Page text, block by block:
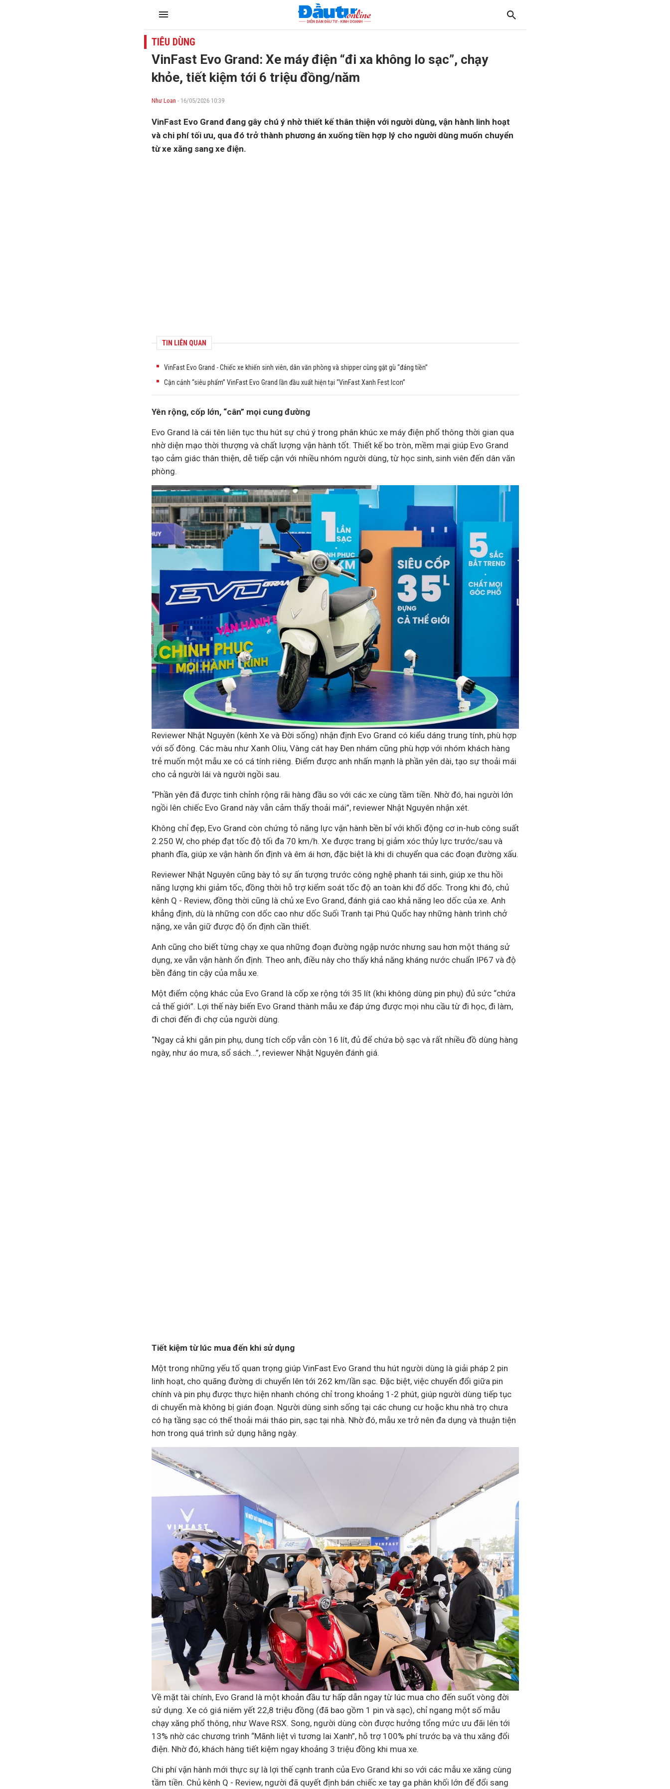
TIÊU DÙNG
VinFast Evo Grand: Xe máy điện “đi xa không lo sạc”, chạy
khỏe, tiết kiệm tới 6 triệu đồng/năm
Như Loan - 16/05/2026 10:39
VinFast Evo Grand đang gây chú ý nhờ thiết kế thân thiện với người dùng, vận hành linh hoạt
và chi phí tối ưu, qua đó trở thành phương án xuống tiền hợp lý cho người dùng muốn chuyển
từ xe xăng sang xe điện.
TIN LIÊN QUAN
VinFast Evo Grand - Chiếc xe khiến sinh viên, dân văn phòng và shipper cùng gật gù “đáng tiền”
Cận cảnh “siêu phẩm” VinFast Evo Grand lần đầu xuất hiện tại “VinFast Xanh Fest Icon”
Yên rộng, cốp lớn, “cân” mọi cung đường
Evo Grand là cái tên liên tục thu hút sự chú ý trong phân khúc xe máy điện phổ thông thời gian qua
nhờ diện mạo thời thượng và chất lượng vận hành tốt. Thiết kế bo tròn, mềm mại giúp Evo Grand
tạo cảm giác thân thiện, dễ tiếp cận với nhiều nhóm người dùng, từ học sinh, sinh viên đến dân văn
phòng.
Reviewer Nhật Nguyên (kênh Xe và Đời sống) nhận định Evo Grand có kiểu dáng trung tính, phù hợp
với số đông. Các màu như Xanh Oliu, Vàng cát hay Đen nhám cũng phù hợp với nhóm khách hàng
trẻ muốn một mẫu xe có cá tính riêng. Điểm được anh nhấn mạnh là phần yên dài, tạo sự thoải mái
cho cả người lái và người ngồi sau.
“Phần yên đã được tinh chỉnh rộng rãi hàng đầu so với các xe cùng tầm tiền. Nhờ đó, hai người lớn
ngồi lên chiếc Evo Grand này vẫn cảm thấy thoải mái”, reviewer Nhật Nguyên nhận xét.
Không chỉ đẹp, Evo Grand còn chứng tỏ năng lực vận hành bền bỉ với khối động cơ in-hub công suất
2.250 W, cho phép đạt tốc độ tối đa 70 km/h. Xe được trang bị giảm xóc thủy lực trước/sau và
phanh đĩa, giúp xe vận hành ổn định và êm ái hơn, đặc biệt là khi di chuyển qua các đoạn đường xấu.
Reviewer Nhật Nguyên cũng bày tỏ sự ấn tượng trước công nghệ phanh tái sinh, giúp xe thu hồi
năng lượng khi giảm tốc, đồng thời hỗ trợ kiểm soát tốc độ an toàn khi đổ dốc. Trong khi đó, chủ
kênh Q - Review, đồng thời cũng là chủ xe Evo Grand, đánh giá cao khả năng leo dốc của xe. Anh
khẳng định, dù là những con dốc cao như dốc Suối Tranh tại Phú Quốc hay những hành trình chở
nặng, xe vẫn giữ được độ ổn định cần thiết.
Anh cũng cho biết từng chạy xe qua những đoạn đường ngập nước nhưng sau hơn một tháng sử
dụng, xe vẫn vận hành ổn định. Theo anh, điều này cho thấy khả năng kháng nước chuẩn IP67 và độ
bền đáng tin cậy của mẫu xe.
Một điểm cộng khác của Evo Grand là cốp xe rộng tới 35 lít (khi không dùng pin phụ) đủ sức “chứa
cả thế giới”. Lợi thế này biến Evo Grand thành mẫu xe đáp ứng được mọi nhu cầu từ đi học, đi làm,
đi chơi đến đi chợ của người dùng.
“Ngay cả khi gắn pin phụ, dung tích cốp vẫn còn 16 lít, đủ để chứa bộ sạc và rất nhiều đồ dùng hàng
ngày, như áo mưa, sổ sách…”, reviewer Nhật Nguyên đánh giá.
Tiết kiệm từ lúc mua đến khi sử dụng
Một trong những yếu tố quan trọng giúp VinFast Evo Grand thu hút người dùng là giải pháp 2 pin
linh hoạt, cho quãng đường di chuyển lên tới 262 km/lần sạc. Đặc biệt, việc chuyển đổi giữa pin
chính và pin phụ được thực hiện nhanh chóng chỉ trong khoảng 1-2 phút, giúp người dùng tiếp tục
di chuyển mà không bị gián đoạn. Người dùng sinh sống tại các chung cư hoặc khu nhà trọ chưa
có hạ tầng sạc có thể thoải mái tháo pin, sạc tại nhà. Nhờ đó, mẫu xe trở nên đa dụng và thuận tiện
hơn trong quá trình sử dụng hằng ngày.
Về mặt tài chính, Evo Grand là một khoản đầu tưhấp dẫn ngay từ lúc mua cho đến suốt vòng đời
sử dụng. Xe có giá niêm yết 22,8 triệu đồng (đã bao gồm 1 pin và sạc), chỉ ngang một số mẫu
chạy xăng phổ thông, như Wave RSX. Song, người dùng còn được hưởng tổng mức ưu đãi lên tới
13% nhờ các chương trình “Mãnh liệt vì tương lai Xanh”, hỗ trợ 100% phí trước bạ và thu xăng đổi
điện. Nhờ đó, khách hàng tiết kiệm ngay khoảng 3 triệu đồng khi mua xe.
Chi phí vận hành mới thực sự là lợi thế cạnh tranh của Evo Grand khi so với các mẫu xe xăng cùng
tầm tiền. Chủ kênh Q - Review, người đã quyết định bán chiếc xe tay ga phân khối lớn để đổi sang